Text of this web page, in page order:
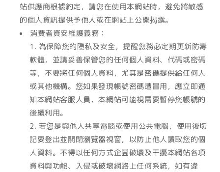
站供應商根據約定，請您在使用本網站時，避免將敏感
的個人資訊提供予他人或在網站上公開揭露。
消費者資安維護義務：
為保障您的隱私及安全，提醒您務必定期更新防毒
軟體，並請妥善保管您的任何個人資料、代碼或密碼
等，不要將任何個人資料，尤其是密碼提供給任何人
或其他機構。您如果發現帳號密碼遭冒用，應立即通
知本網站客服人員，本網站可能視需要暫停您帳號的
後續利用。
若您是與他人共享電腦或使用公共電腦，使用後切
記要登出並關閉瀏覽器視窗，以防止他人讀取您的個
人資料。不得以任何方式企圖破壞及干擾本網站各項
資料與功能、入侵或破壞網路上任何系統，如有違